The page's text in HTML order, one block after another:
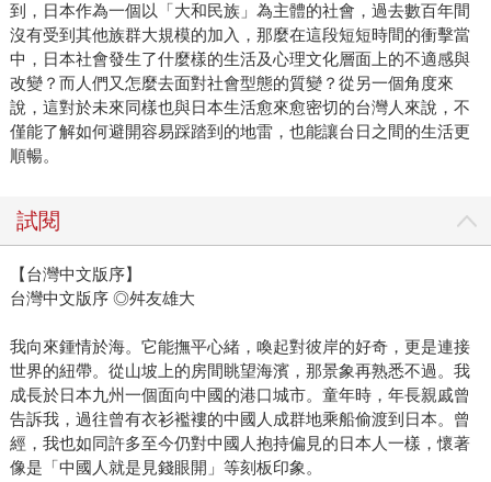
到，日本作為一個以「大和民族」為主體的社會，過去數百年間
沒有受到其他族群大規模的加入，那麼在這段短短時間的衝擊當
中，日本社會發生了什麼樣的生活及心理文化層面上的不適感與
改變？而人們又怎麼去面對社會型態的質變？從另一個角度來
說，這對於未來同樣也與日本生活愈來愈密切的台灣人來說，不
僅能了解如何避開容易踩踏到的地雷，也能讓台日之間的生活更
順暢。
試閱
【台灣中文版序】
台灣中文版序 ◎舛友雄大
我向來鍾情於海。它能撫平心緒，喚起對彼岸的好奇，更是連接
世界的紐帶。從山坡上的房間眺望海濱，那景象再熟悉不過。我
成長於日本九州一個面向中國的港口城市。童年時，年長親戚曾
告訴我，過往曾有衣衫襤褸的中國人成群地乘船偷渡到日本。曾
經，我也如同許多至今仍對中國人抱持偏見的日本人一樣，懷著
像是「中國人就是見錢眼開」等刻板印象。